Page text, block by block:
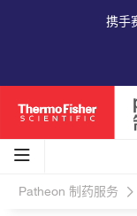
携手
Patheon 制药服务